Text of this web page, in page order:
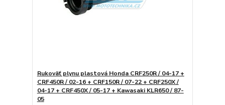
Rukoväť plynu plastová Honda CRF250R / 04-17 +
CRF450R / 02-16 + CRF150R / 07-22 + CRF250X /
04-17 + CRF450X / 05-17 + Kawasaki KLR650 / 87-
05